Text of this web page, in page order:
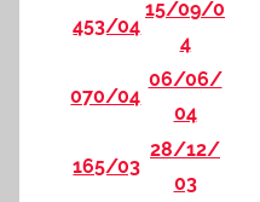
453/04
15/09/0
4
070/04
06/06/
04
165/03
28/12/
03